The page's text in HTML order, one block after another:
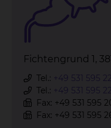
Fichtengrund 1,
Tel.: +49 531 595
Tel.: +49 531 595
Fax: +49 531 595
Fax: +49 531 595